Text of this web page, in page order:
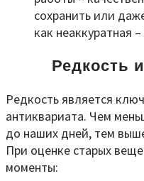
сохранить или
как неаккуратная
Редкость
Редкость является
антиквариата. Чем
до наших дней, тем
При оценке старых
моменты: